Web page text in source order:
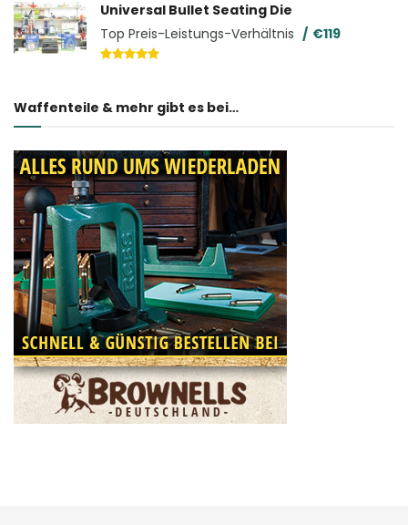
Universal Bullet Seating Die
Top Preis-Leistungs-Verhältnis
€119
Waffenteile & mehr gibt es bei…